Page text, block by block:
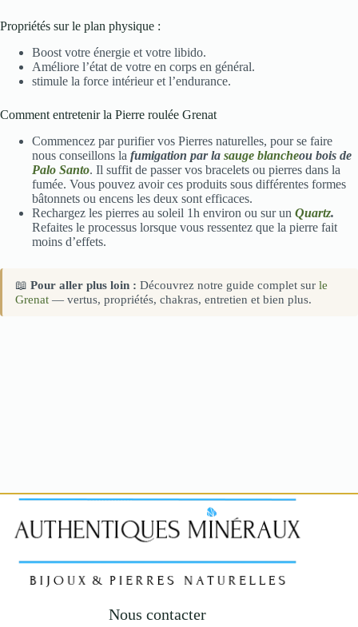
Propriétés sur le plan physique :
Boost votre énergie et votre libido.
Améliore l’état de votre en corps en général.
stimule la force intérieur et l’endurance.
Comment entretenir la Pierre roulée Grenat
Commencez par purifier vos Pierres naturelles, pour se faire
nous conseillons la fumigation par la sauge blancheou bois de
Palo Santo. Il suffit de passer vos bracelets ou pierres dans la
fumée. Vous pouvez avoir ces produits sous différentes formes
bâtonnets ou encens les deux sont efficaces.
Rechargez les pierres au soleil 1h environ ou sur un Quartz.
Refaites le processus lorsque vous ressentez que la pierre fait
moins d’effets.
📖 Pour aller plus loin : Découvrez notre guide complet sur le
Grenat — vertus, propriétés, chakras, entretien et bien plus.
Nous contacter